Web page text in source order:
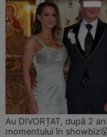
Au DIVORȚAT, după 2
momentului în